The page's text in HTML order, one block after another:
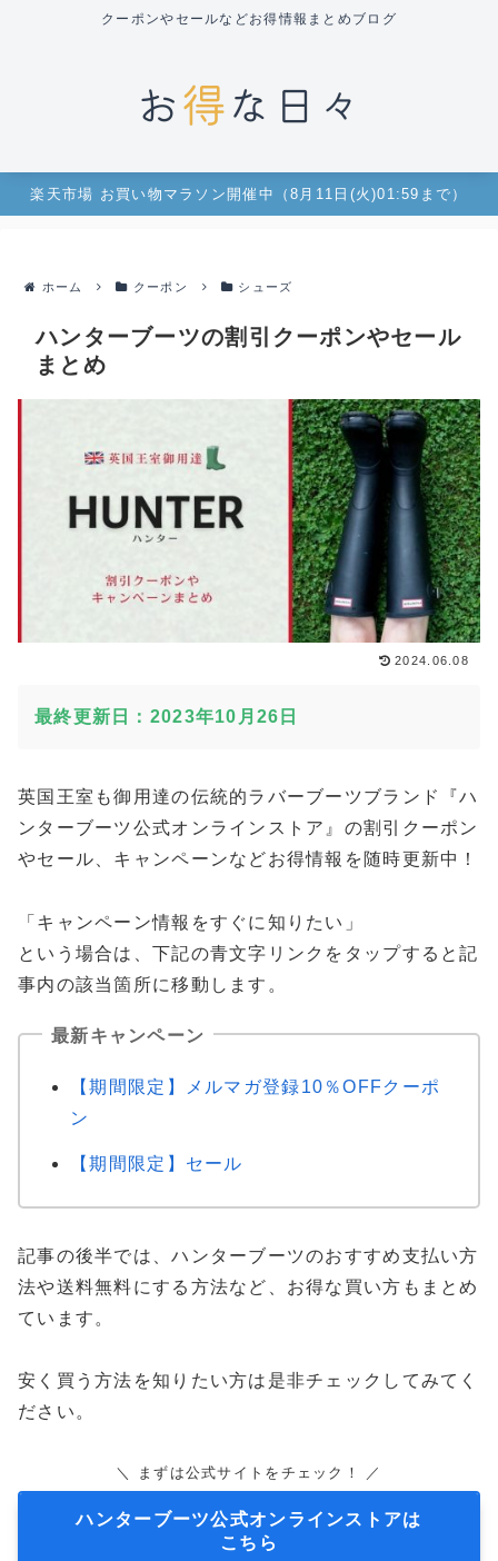
クーポンやセールなどお得情報まとめブログ
楽天市場 お買い物マラソン開催中（8月11日(火)01:59まで）
ホーム クーポン シューズ
ハンターブーツの割引クーポンやセール
まとめ
2024.06.08
最終更新日：2023年10月26日
英国王室も御用達の伝統的ラバーブーツブランド『ハ
ンターブーツ公式オンラインストア』の割引クーポン
やセール、キャンペーンなどお得情報を随時更新中！
「キャンペーン情報をすぐに知りたい」
という場合は、下記の青文字リンクをタップすると記
事内の該当箇所に移動します。
最新キャンペーン
【期間限定】メルマガ登録10％OFFクーポ
ン
【期間限定】セール
記事の後半では、ハンターブーツのおすすめ支払い方
法や送料無料にする方法など、お得な買い方もまとめ
ています。
安く買う方法を知りたい方は是非チェックしてみてく
ださい。
＼ まずは公式サイトをチェック！ ／
ハンターブーツ公式オンラインストアは
こちら